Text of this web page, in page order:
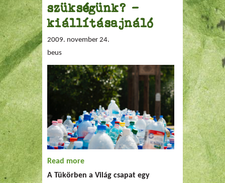
szükségünk? -
kiállításajnáló
2009. november 24.
beus
Read more about Mire van szükségünk? -
kiállításajnáló
A Tükörben a Világ csapat egy